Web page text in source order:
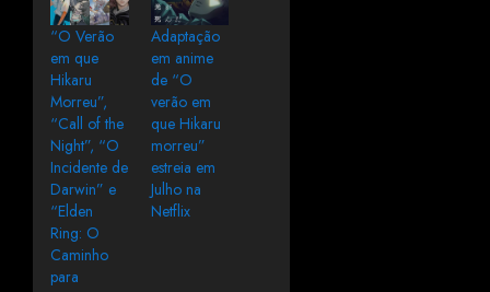
“O Verão
em que
Hikaru
Morreu”,
“Call of the
Night”, “O
Incidente de
Darwin” e
“Elden
Ring: O
Caminho
para
Adaptação
em anime
de “O
verão em
que Hikaru
morreu”
estreia em
Julho na
Netflix